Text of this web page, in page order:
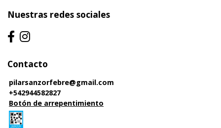
Nuestras redes sociales
Contacto
pilarsanzorfebre@gmail.com
+542944582827
Botón de arrepentimiento